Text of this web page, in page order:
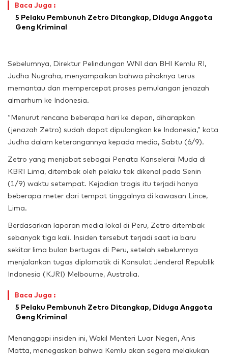
Baca Juga :
5 Pelaku Pembunuh Zetro Ditangkap, Diduga Anggota
Geng Kriminal
Sebelumnya, Direktur Pelindungan WNI dan BHI Kemlu RI,
Judha Nugraha, menyampaikan bahwa pihaknya terus
memantau dan mempercepat proses pemulangan jenazah
almarhum ke Indonesia.
“Menurut rencana beberapa hari ke depan, diharapkan
(jenazah Zetro) sudah dapat dipulangkan ke Indonesia,” kata
Judha dalam keterangannya kepada media, Sabtu (6/9).
Zetro yang menjabat sebagai Penata Kanselerai Muda di
KBRI Lima, ditembak oleh pelaku tak dikenal pada Senin
(1/9) waktu setempat. Kejadian tragis itu terjadi hanya
beberapa meter dari tempat tinggalnya di kawasan Lince,
Lima.
Berdasarkan laporan media lokal di Peru, Zetro ditembak
sebanyak tiga kali. Insiden tersebut terjadi saat ia baru
sekitar lima bulan bertugas di Peru, setelah sebelumnya
menjalankan tugas diplomatik di Konsulat Jenderal Republik
Indonesia (KJRI) Melbourne, Australia.
Baca Juga :
5 Pelaku Pembunuh Zetro Ditangkap, Diduga Anggota
Geng Kriminal
Menanggapi insiden ini, Wakil Menteri Luar Negeri, Anis
Matta, menegaskan bahwa Kemlu akan segera melakukan